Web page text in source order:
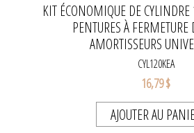
KIT ÉCONOMIQUE DE
PENTURES À FERMETURE
AMORTISSEURS
CYL120KEA
16,79 $
AJOUTER AU